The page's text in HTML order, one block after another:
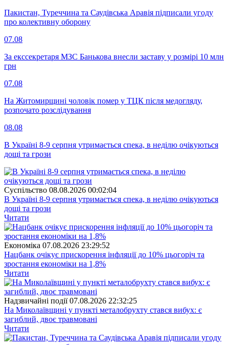
Пакистан, Туреччина та Саудівська Аравія підписали угоду
про колективну оборону
07.08
За екссекретаря МЗС Банькова внесли заставу у розмірі 10 млн
грн
07.08
На Житомирщині чоловік помер у ТЦК після медогляду,
розпочато розслідування
08.08
В Україні 8-9 серпня утримається спека, в неділю очікуються
дощі та грози
Суспiльство 08.08.2026 00:02:04
В Україні 8-9 серпня утримається спека, в неділю очікуються
дощі та грози
Читати
Економіка 07.08.2026 23:29:52
Нацбанк очікує прискорення інфляції до 10% цьогоріч та
зростання економіки на 1,8%
Читати
Надзвичайні події 07.08.2026 22:32:25
На Миколаївщині у пункті металобрухту стався вибух: є
загиблий, двоє травмовані
Читати